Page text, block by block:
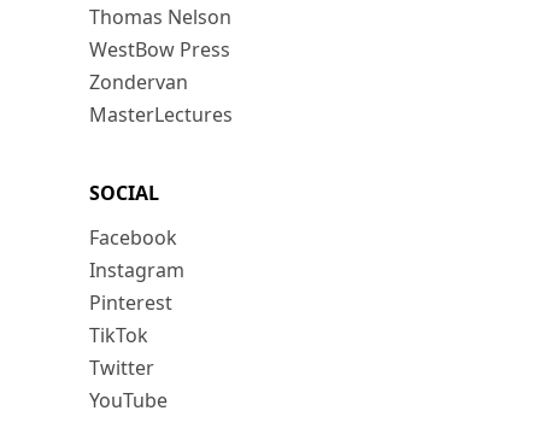
Thomas Nelson
WestBow Press
Zondervan
MasterLectures
SOCIAL
Facebook
Instagram
Pinterest
TikTok
Twitter
YouTube